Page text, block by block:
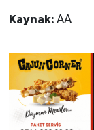
Kaynak: AA